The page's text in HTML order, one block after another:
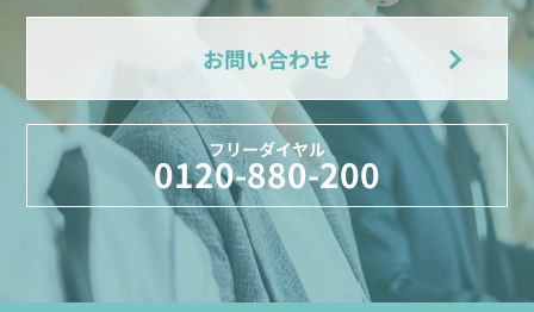
お問い合わせ
フリーダイヤル
0120-880-200